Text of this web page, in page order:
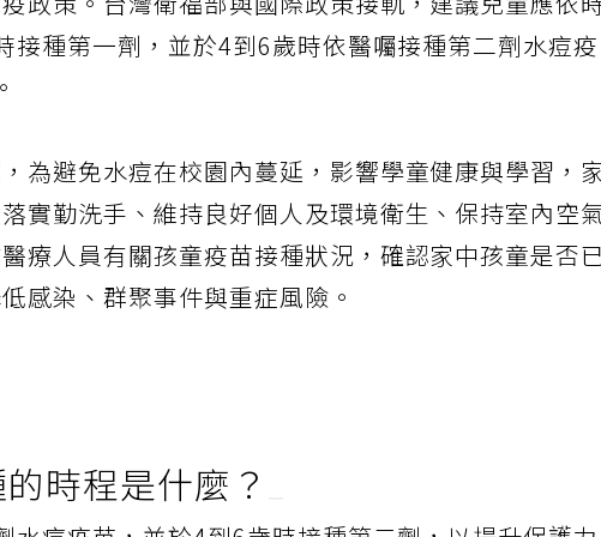
政策。台灣衛福部與國際政策接軌，建議兒童應依
接種第一劑，並於4到6歲時依醫囑接種第二劑水痘
為避免水痘在校園內蔓延，影響學童健康與學習，
實勤洗手、維持良好個人及環境衛生、保持室內空
療人員有關孩童疫苗接種狀況，確認家中孩童是否
感染、群聚事件與重症風險。
時程是什麼？